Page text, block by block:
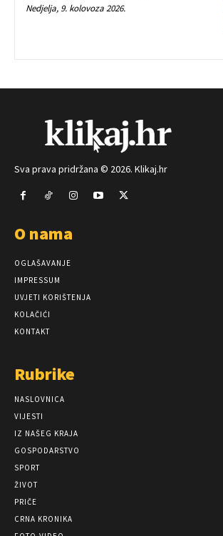
Nedjelja, 9. kolovoza 2026.
Sva prava pridržana © 2026. Klikaj.hr
O nama
OGLAŠAVANJE
IMPRESSUM
UVJETI KORIŠTENJA
KOLAČIĆI
KONTAKT
Rubrike
NASLOVNICA
VIJESTI
IZ NAŠEG KRAJA
GOSPODARSTVO
SPORT
ŽIVOT
PRIČE
CRNA KRONIKA